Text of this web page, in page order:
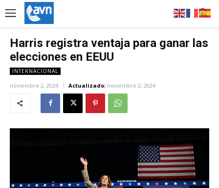
Harris registra ventaja para ganar las
elecciones en EEUU
INTERNACIONAL
noviembre 2, 2024 Actualizado: noviembre 2, 2024